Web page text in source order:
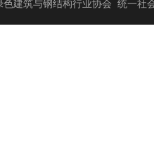
色建筑与钢结构行业协会 统一